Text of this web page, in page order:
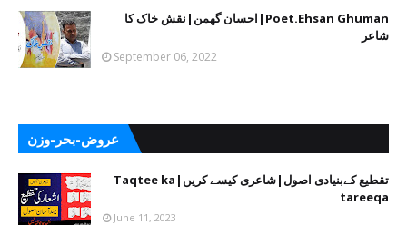
Poet.Ehsan Ghuman|احسان گھمن|نقش خاک کا
شاعر
September 06, 2022
عروض-بحر-وزن
تقطیع کےبنیادی اصول|شاعری کیسے کریں|Taqtee ka
tareeqa
June 11, 2023